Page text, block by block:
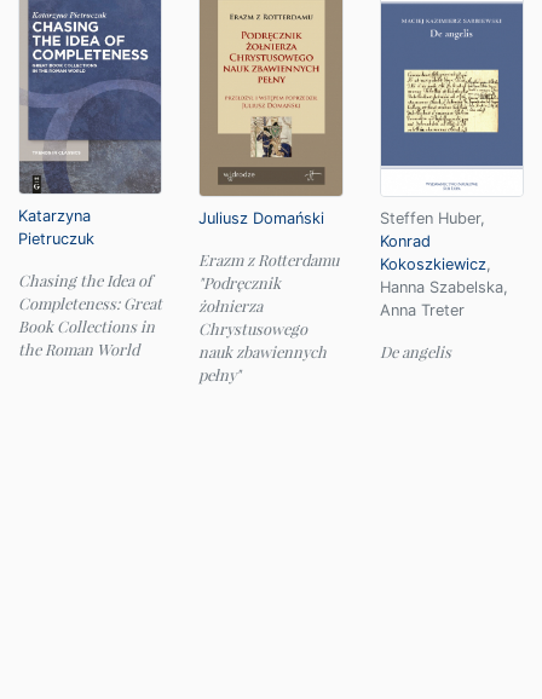
Katarzyna
Pietruczuk
Chasing the Idea of
Completeness: Great
Book Collections in
the Roman World
Juliusz Domański
Erazm z Rotterdamu
"Podręcznik
żołnierza
Chrystusowego
nauk zbawiennych
pełny"
Steffen Huber,
Konrad
Kokoszkiewicz,
Hanna Szabelska,
Anna Treter
De angelis